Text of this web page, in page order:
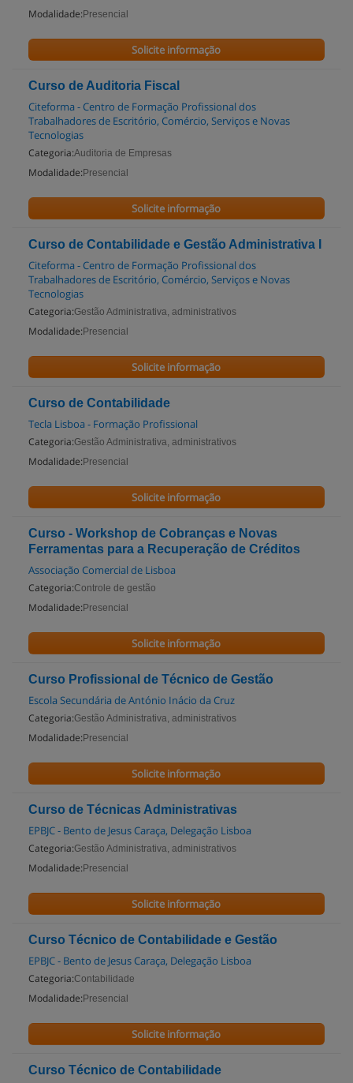
Modalidade: Presencial
Solicite informação
Curso de Auditoria Fiscal
Citeforma - Centro de Formação Profissional dos
Trabalhadores de Escritório, Comércio, Serviços e Novas
Tecnologias
Categoria:Auditoria de Empresas
Modalidade: Presencial
Solicite informação
Curso de Contabilidade e Gestão Administrativa I
Citeforma - Centro de Formação Profissional dos
Trabalhadores de Escritório, Comércio, Serviços e Novas
Tecnologias
Categoria:Gestão Administrativa, administrativos
Modalidade: Presencial
Solicite informação
Curso de Contabilidade
Tecla Lisboa - Formação Profissional
Categoria:Gestão Administrativa, administrativos
Modalidade: Presencial
Solicite informação
Curso - Workshop de Cobranças e Novas
Ferramentas para a Recuperação de Créditos
Associação Comercial de Lisboa
Categoria:Controle de gestão
Modalidade: Presencial
Solicite informação
Curso Profissional de Técnico de Gestão
Escola Secundária de António Inácio da Cruz
Categoria:Gestão Administrativa, administrativos
Modalidade: Presencial
Solicite informação
Curso de Técnicas Administrativas
EPBJC - Bento de Jesus Caraça, Delegação Lisboa
Categoria:Gestão Administrativa, administrativos
Modalidade: Presencial
Solicite informação
Curso Técnico de Contabilidade e Gestão
EPBJC - Bento de Jesus Caraça, Delegação Lisboa
Categoria:Contabilidade
Modalidade: Presencial
Solicite informação
Curso Técnico de Contabilidade